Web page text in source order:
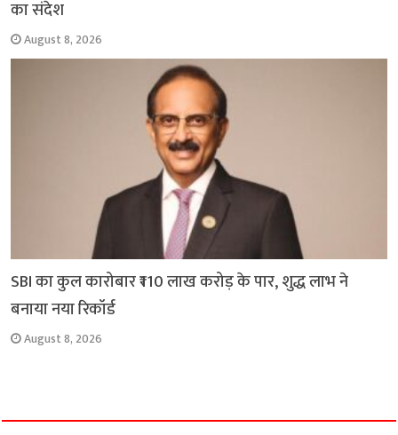
का संदेश
August 8, 2026
SBI का कुल कारोबार ₹110 लाख करोड़ के पार, शुद्ध लाभ ने
बनाया नया रिकॉर्ड
August 8, 2026